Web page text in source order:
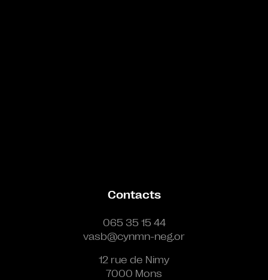
Contacts
065 35 15 44
vasb@cynmn-neg.or
12 rue de Nimy
7000 Mons